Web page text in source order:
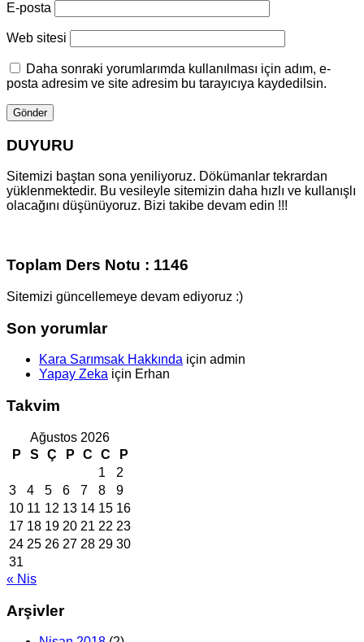
E-posta
Web sitesi
Daha sonraki yorumlarımda kullanılması için adım, e-
posta adresim ve site adresim bu tarayıcıya kaydedilsin.
DUYURU
Sitemizi baştan sona yeniliyoruz. Dökümanlar tekrardan
yüklenmektedir. Bu vesileyle sitemizin daha hızlı ve kullanışlı
olacağını düşünüyoruz. Bizi takibe devam edin !!!
Toplam Ders Notu : 1146
Sitemizi güncellemeye devam ediyoruz :)
Son yorumlar
Kara Sarımsak Hakkında için admin
Yapay Zeka için Erhan
Takvim
Ağustos 2026
P
S Ç P C C
P
1
2
3
4 5 6 7 8
9
10 11 12 13 14 15 16
17 18 19 20 21 22 23
24 25 26 27 28 29 30
31
« Nis
Arşivler